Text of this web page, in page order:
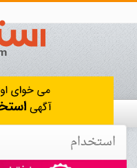
استخدام